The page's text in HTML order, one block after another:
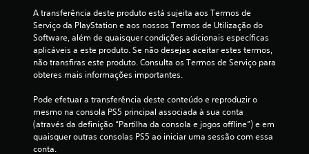
c
i
n
o
)
A transferência deste produto está sujeita aos Termos de
Serviço da PlayStation e aos nossos Termos de Utilização do
Software, além de quaisquer condições adicionais específicas
aplicáveis a este produto. Se não desejas aceitar estes termos,
não transfiras este produto. Consulta os Termos de Serviço para
obteres mais informações importantes.
Pode efetuar a transferência deste conteúdo e reproduzir o
mesmo na consola PS5 principal associada à sua conta
(através da definição “Partilha da consola e jogos offline”) e em
quaisquer outras consolas PS5 ao iniciar uma sessão com essa
conta.